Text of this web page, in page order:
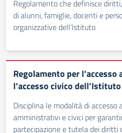
Regolamento che definisce
di alunni, famiglie, docenti e
organizzative dell’Istituto
Regolamento per l’accesso
l’accesso civico dell’Istituto
Disciplina le modalità di accesso
amministrativi e civici per
partecipazione e tutela dei diritti